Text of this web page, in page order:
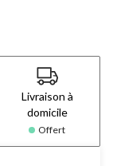
Livraison à
domicile
Offert